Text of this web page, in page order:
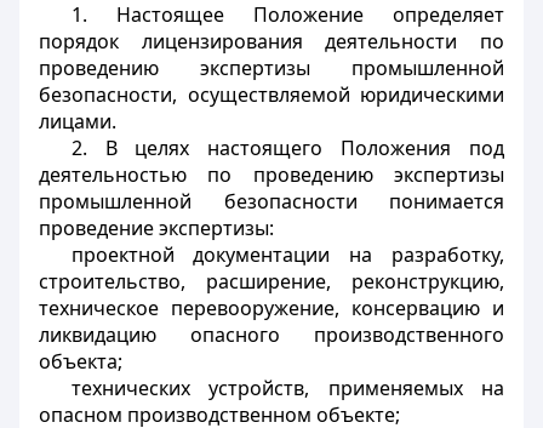
1. Настоящее Положение определяет
порядок лицензирования деятельности по
проведению экспертизы промышленной
безопасности, осуществляемой юридическими
лицами.
2. В целях настоящего Положения под
деятельностью по проведению экспертизы
промышленной безопасности понимается
проведение экспертизы:
проектной документации на разработку,
строительство, расширение, реконструкцию,
техническое перевооружение, консервацию и
ликвидацию опасного производственного
объекта;
технических устройств, применяемых на
опасном производственном объекте;